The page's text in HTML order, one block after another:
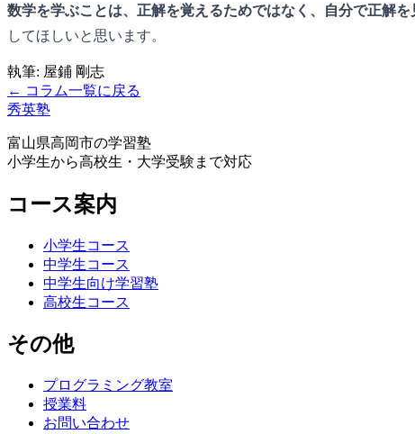
数学を学ぶことは、正解を覚えるためではなく、自分で正解を
してほしいと思います。
執筆: 屋鋪 剛志
← コラム一覧に戻る
秀英塾
富山県高岡市の学習塾
小学生から高校生・大学受験まで対応
コース案内
小学生コース
中学生コース
中学生向け学習塾
高校生コース
その他
プログラミング教室
授業料
お問い合わせ